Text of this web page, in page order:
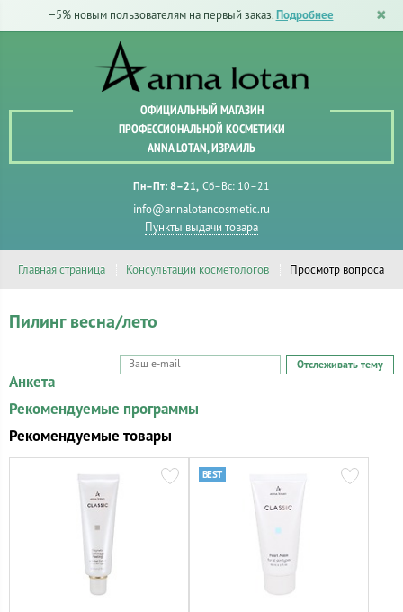
−5% новым пользователям на первый заказ. Подробнее
ОФИЦИАЛЬНЫЙ МАГАЗИН
ПРОФЕССИОНАЛЬНОЙ КОСМЕТИКИ
ANNA LOTAN, ИЗРАИЛЬ
Пн–Пт: 8–21 Сб–Вс: 10–21
info@annalotancosmetic.ru
Пункты выдачи товара
Главная страница Консультации косметологов Просмотр вопроса
Пилинг весна/лето
Отслеживать тему
Анкета
Рекомендуемые программы
Рекомендуемые товары